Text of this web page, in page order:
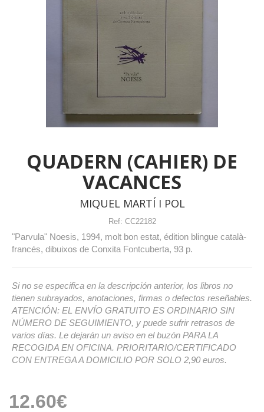
QUADERN (CAHIER) DE
VACANCES
MIQUEL MARTÍ I POL
Ref: CC22182
"Parvula" Noesis, 1994, molt bon estat, édition blingue català-
francés, dibuixos de Conxita Fontcuberta, 93 p.
Si no se especifica en la descripción anterior, los libros no
tienen subrayados, anotaciones, firmas o defectos reseñables.
ATENCIÓN: EL ENVÍO GRATUITO ES ORDINARIO SIN
NÚMERO DE SEGUIMIENTO, y puede sufrir retrasos de
varios días. Le dejarán un aviso en el buzón PARA LA
RECOGIDA EN OFICINA. PRIORITARIO/CERTIFICADO
CON ENTREGA A DOMICILIO POR SOLO 2,90 euros.
12.60€